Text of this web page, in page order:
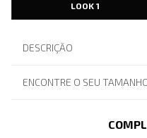
LOOK 1
DESCRIÇÃO
ENCONTRE O SEU